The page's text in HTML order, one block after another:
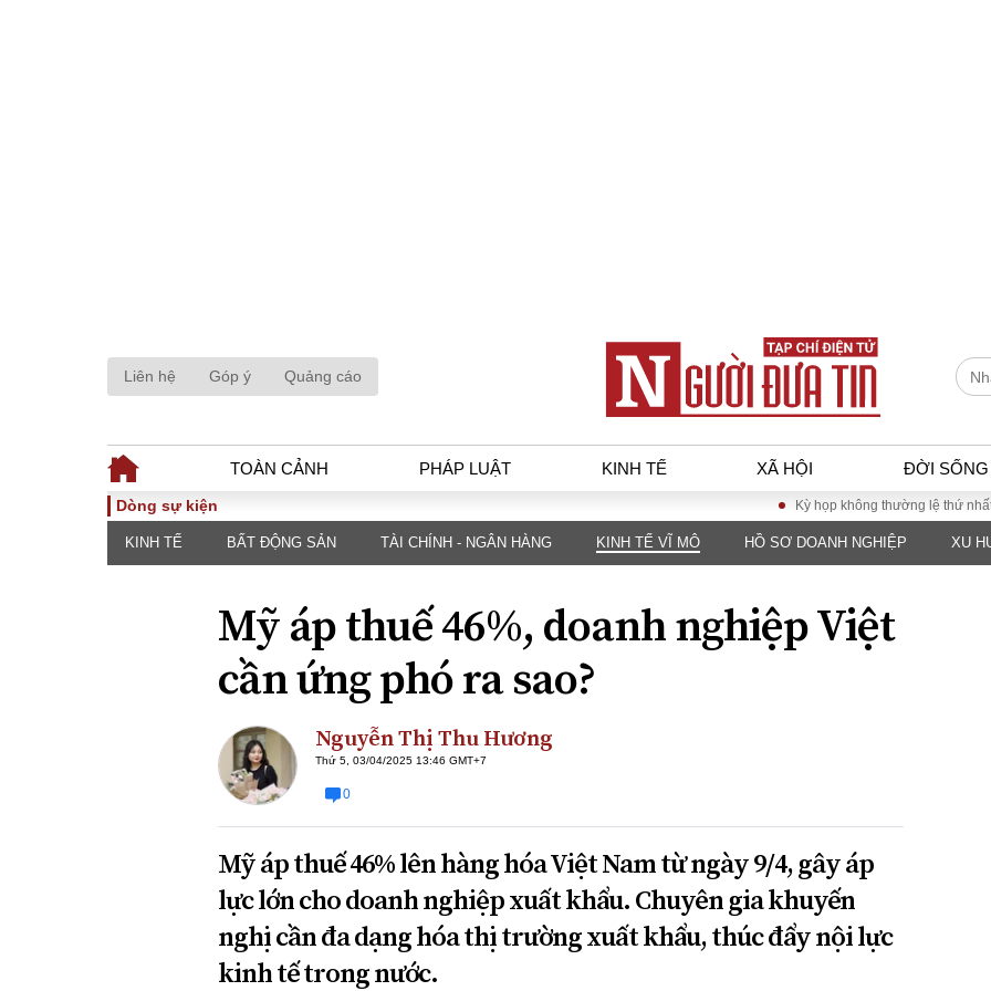
Liên hệ Góp ý Quảng cáo
TOÀN CẢNH PHÁP LUẬT KINH TẾ XÃ HỘI ĐỜI SỐNG
TOÀN CẢNH
Chính sách
Đối thoại
PHÁP LUẬT
luật
Góc nhìn luật gia
Hồ sơ điều tra
An ninh - Hình sự
KINH TẾ
Tài chính - Ngân
hàng
Công nghệ
XÃ HỘI
ĐA CHIỀU
Quan điểm
INFOCUS
Dòng sự kiện Kỳ họp không thường lệ thứ nhất, Quốc
KINH TẾ BẤT ĐỘNG SẢN TÀI CHÍNH - NGÂN HÀNG KINH TẾ VĨ MÔ HỒ SƠ DOANH NGHIỆP XU
Mỹ áp thuế 46%, doanh nghiệp Việt
cần ứng phó ra sao?
Nguyễn Thị Thu Hương
Thứ 5, 03/04/2025 13:46 GMT+7
0
Mỹ áp thuế 46% lên hàng hóa Việt Nam từ ngày 9/4, gây áp
lực lớn cho doanh nghiệp xuất khẩu. Chuyên gia khuyến
nghị cần đa dạng hóa thị trường xuất khẩu, thúc đẩy nội lực
kinh tế trong nước.